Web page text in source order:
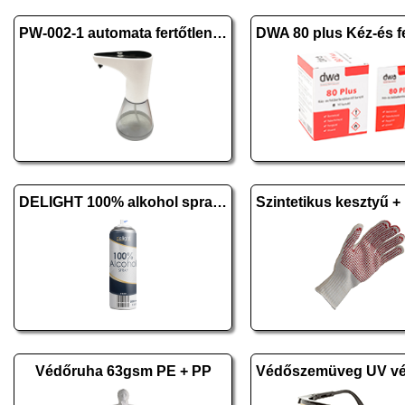
PW-002-1 automata fertőtlenítő-, szappanadagoló
DELIGHT 100% alkohol spray - 500 ml
Védőruha 63gsm PE + PP